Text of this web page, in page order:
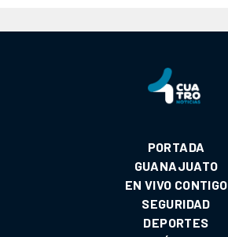
PORTADA
GUANAJUATO
EN VIVO CONTIGO
SEGURIDAD
DEPORTES